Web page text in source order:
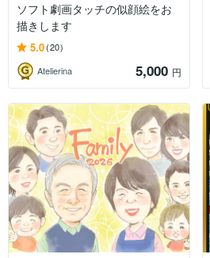
ソフト劇画タッチの似顔絵をお
描きします
5.0(20)
Atelierina
5,000 円